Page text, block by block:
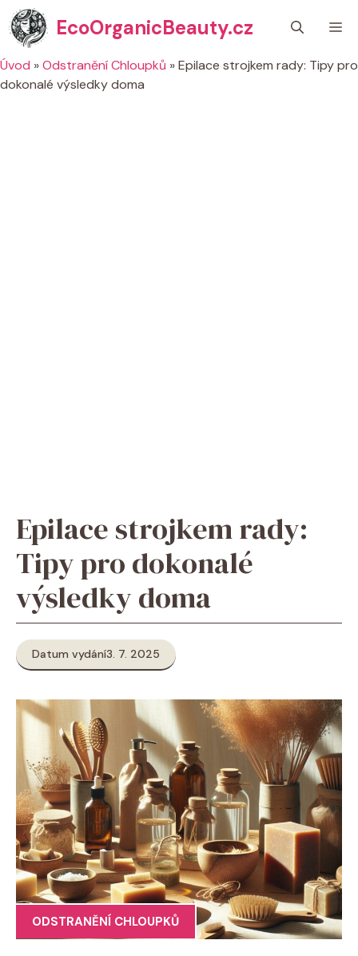
Přeskočit
na
obsah
EcoOrganicBeauty.cz
Úvod »Odstranění Chloupků »Epilace strojkem rady: Tipy pro
dokonalé výsledky doma
Epilace strojkem rady:
Tipy pro dokonalé
výsledky doma
Datum vydání3. 7. 2025
ODSTRANĚNÍ CHLOUPKŮ